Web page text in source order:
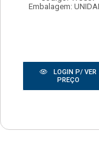
Embalagem:
LOGIN P/ VER
PREÇO